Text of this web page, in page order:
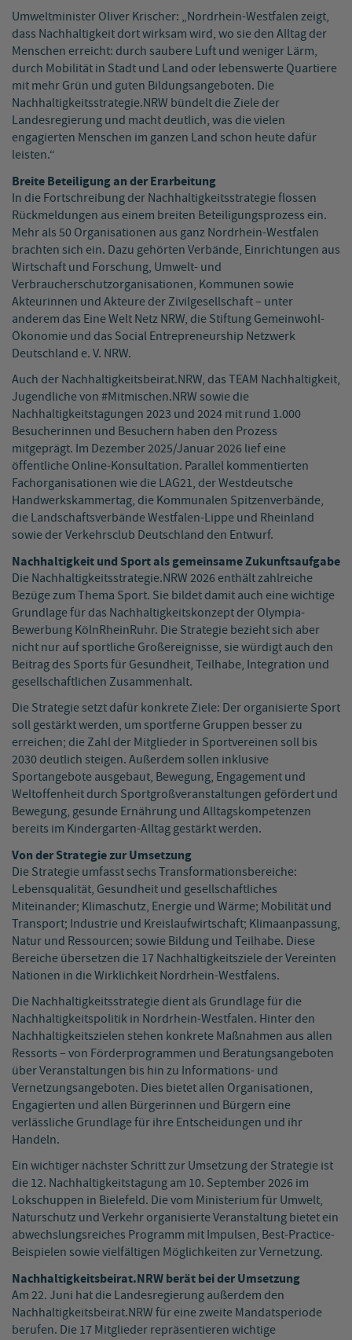
Umweltminister Oliver Krischer: „Nordrhein-Westfalen zeigt,
dass Nachhaltigkeit dort wirksam wird, wo sie den Alltag der
Menschen erreicht: durch saubere Luft und weniger Lärm,
durch Mobilität in Stadt und Land oder lebenswerte Quartiere
mit mehr Grün und guten Bildungsangeboten. Die
Nachhaltigkeitsstrategie.NRW bündelt die Ziele der
Landesregierung und macht deutlich, was die vielen
engagierten Menschen im ganzen Land schon heute dafür
leisten.“
Breite Beteiligung an der Erarbeitung
In die Fortschreibung der Nachhaltigkeitsstrategie flossen
Rückmeldungen aus einem breiten Beteiligungsprozess ein.
Mehr als 50 Organisationen aus ganz Nordrhein-Westfalen
brachten sich ein. Dazu gehörten Verbände, Einrichtungen aus
Wirtschaft und Forschung, Umwelt- und
Verbraucherschutzorganisationen, Kommunen sowie
Akteurinnen und Akteure der Zivilgesellschaft – unter
anderem das Eine Welt Netz NRW, die Stiftung Gemeinwohl-
Ökonomie und das Social Entrepreneurship Netzwerk
Deutschland e. V. NRW.
Auch der Nachhaltigkeitsbeirat.NRW, das TEAM Nachhaltigkeit,
Jugendliche von #Mitmischen.NRW sowie die
Nachhaltigkeitstagungen 2023 und 2024 mit rund 1.000
Besucherinnen und Besuchern haben den Prozess
mitgeprägt. Im Dezember 2025/Januar 2026 lief eine
öffentliche Online-Konsultation. Parallel kommentierten
Fachorganisationen wie die LAG21, der Westdeutsche
Handwerkskammertag, die Kommunalen Spitzenverbände,
die Landschaftsverbände Westfalen-Lippe und Rheinland
sowie der Verkehrsclub Deutschland den Entwurf.
Nachhaltigkeit und Sport als gemeinsame Zukunftsaufgabe
Die Nachhaltigkeitsstrategie.NRW 2026 enthält zahlreiche
Bezüge zum Thema Sport. Sie bildet damit auch eine wichtige
Grundlage für das Nachhaltigkeitskonzept der Olympia-
Bewerbung KölnRheinRuhr. Die Strategie bezieht sich aber
nicht nur auf sportliche Großereignisse, sie würdigt auch den
Beitrag des Sports für Gesundheit, Teilhabe, Integration und
gesellschaftlichen Zusammenhalt.
Die Strategie setzt dafür konkrete Ziele: Der organisierte Sport
soll gestärkt werden, um sportferne Gruppen besser zu
erreichen; die Zahl der Mitglieder in Sportvereinen soll bis
2030 deutlich steigen. Außerdem sollen inklusive
Sportangebote ausgebaut, Bewegung, Engagement und
Weltoffenheit durch Sportgroßveranstaltungen gefördert und
Bewegung, gesunde Ernährung und Alltagskompetenzen
bereits im Kindergarten-Alltag gestärkt werden.
Von der Strategie zur Umsetzung
Die Strategie umfasst sechs Transformationsbereiche:
Lebensqualität, Gesundheit und gesellschaftliches
Miteinander; Klimaschutz, Energie und Wärme; Mobilität und
Transport; Industrie und Kreislaufwirtschaft; Klimaanpassung,
Natur und Ressourcen; sowie Bildung und Teilhabe. Diese
Bereiche übersetzen die 17 Nachhaltigkeitsziele der Vereinten
Nationen in die Wirklichkeit Nordrhein-Westfalens.
Die Nachhaltigkeitsstrategie dient als Grundlage für die
Nachhaltigkeitspolitik in Nordrhein-Westfalen. Hinter den
Nachhaltigkeitszielen stehen konkrete Maßnahmen aus allen
Ressorts – von Förderprogrammen und Beratungsangeboten
über Veranstaltungen bis hin zu Informations- und
Vernetzungsangeboten. Dies bietet allen Organisationen,
Engagierten und allen Bürgerinnen und Bürgern eine
verlässliche Grundlage für ihre Entscheidungen und ihr
Handeln.
Ein wichtiger nächster Schritt zur Umsetzung der Strategie ist
die 12. Nachhaltigkeitstagung am 10. September 2026 im
Lokschuppen in Bielefeld. Die vom Ministerium für Umwelt,
Naturschutz und Verkehr organisierte Veranstaltung bietet ein
abwechslungsreiches Programm mit Impulsen, Best-Practice-
Beispielen sowie vielfältigen Möglichkeiten zur Vernetzung.
Nachhaltigkeitsbeirat.NRW berät bei der Umsetzung
Am 22. Juni hat die Landesregierung außerdem den
Nachhaltigkeitsbeirat.NRW für eine zweite Mandatsperiode
berufen. Die 17 Mitglieder repräsentieren wichtige